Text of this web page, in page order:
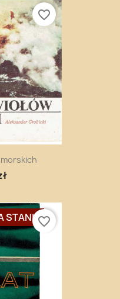
favorite_border
STANIEfavorite_border